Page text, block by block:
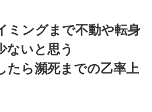
ミングまで不動や転身
ないと思う
たら瀕死までの乙率上